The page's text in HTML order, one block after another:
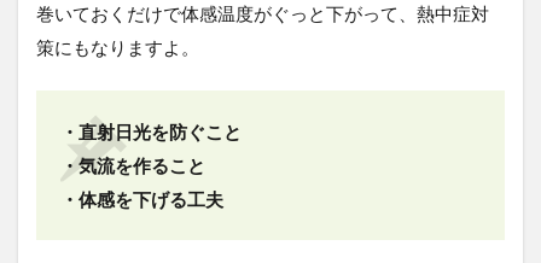
巻いておくだけで体感温度がぐっと下がって、熱中症対
策にもなりますよ。
・直射日光を防ぐこと
・気流を作ること
・体感を下げる工夫